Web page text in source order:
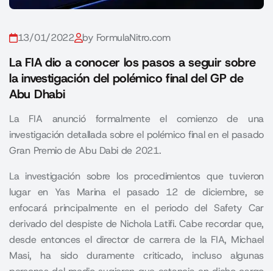
13/01/2022 by FormulaNitro.com
La FIA dio a conocer los pasos a seguir sobre
la investigación del polémico final del GP de
Abu Dhabi
La FIA anunció formalmente el comienzo de una
investigación detallada sobre el polémico final en el pasado
Gran Premio de Abu Dabi de 2021.
La investigación sobre los procedimientos que tuvieron
lugar en Yas Marina el pasado 12 de diciembre, se
enfocará principalmente en el periodo del Safety Car
derivado del despiste de Nichola Latifi. Cabe recordar que,
desde entonces el director de carrera de la FIA, Michael
Masi, ha sido duramente criticado, incluso algunas